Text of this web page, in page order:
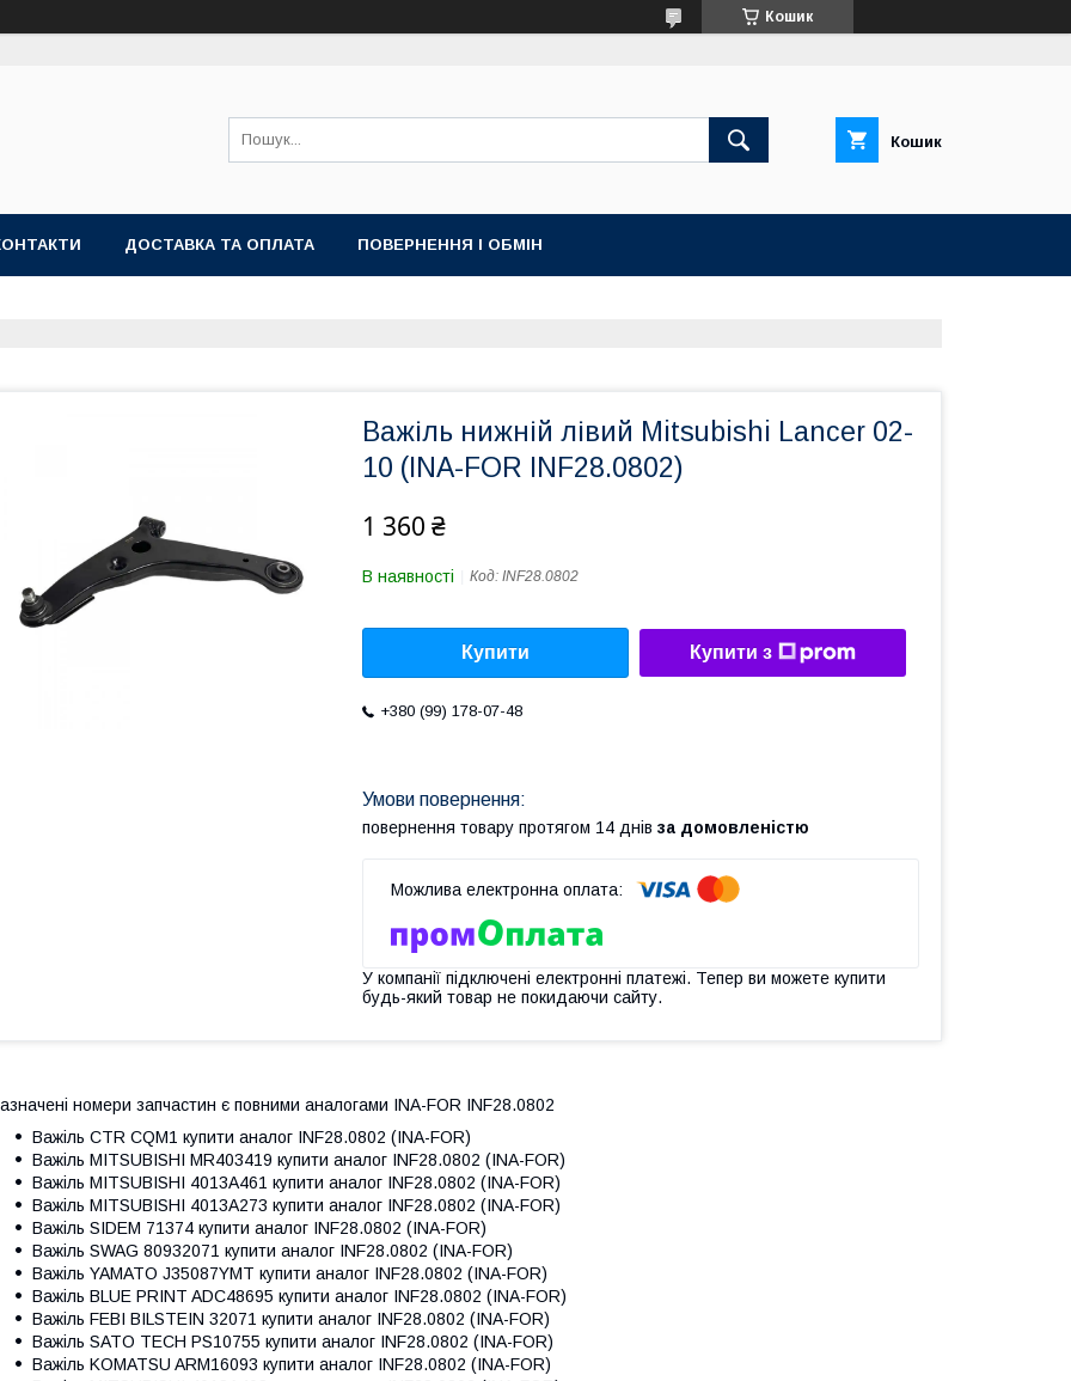
Кошик
Кошик
ДОСТАВКА ТА ОПЛАТА ПОВЕРНЕННЯ І ОБМІН
Важіль нижній лівий Mitsubishi Lancer 02-
10 (INA-FOR INF28.0802)
1 360 ₴
В наявності Код: INF28.0802
Купити Купити з
+380 (99) 178-07-48
повернення товару протягом 14 днів за домовленістю
У компанії підключені електронні платежі. Тепер ви можете купити
будь-який товар не покидаючи сайту.
номери запчастин є повними аналогами INA-FOR INF28.0802
Важіль CTR CQM1 купити аналог INF28.0802 (INA-FOR)
Важіль MITSUBISHI MR403419 купити аналог INF28.0802 (INA-FOR)
Важіль MITSUBISHI 4013A461 купити аналог INF28.0802 (INA-FOR)
Важіль MITSUBISHI 4013A273 купити аналог INF28.0802 (INA-FOR)
Важіль SIDEM 71374 купити аналог INF28.0802 (INA-FOR)
Важіль SWAG 80932071 купити аналог INF28.0802 (INA-FOR)
Важіль YAMATO J35087YMT купити аналог INF28.0802 (INA-FOR)
Важіль BLUE PRINT ADC48695 купити аналог INF28.0802 (INA-FOR)
Важіль FEBI BILSTEIN 32071 купити аналог INF28.0802 (INA-FOR)
Важіль SATO TECH PS10755 купити аналог INF28.0802 (INA-FOR)
Важіль KOMATSU ARM16093 купити аналог INF28.0802 (INA-FOR)